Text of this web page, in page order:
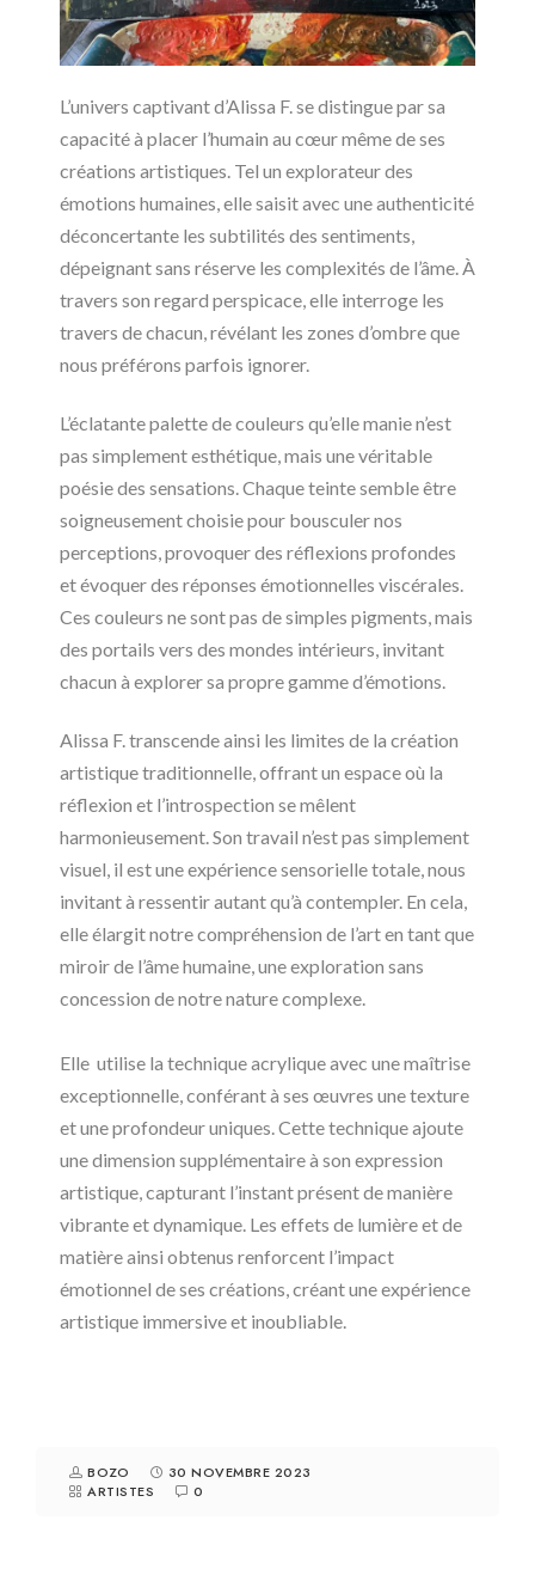
L’univers captivant d’Alissa F. se distingue par sa
capacité à placer l’humain au cœur même de ses
créations artistiques. Tel un explorateur des
émotions humaines, elle saisit avec une authenticité
déconcertante les subtilités des sentiments,
dépeignant sans réserve les complexités de l’âme. À
travers son regard perspicace, elle interroge les
travers de chacun, révélant les zones d’ombre que
nous préférons parfois ignorer.
L’éclatante palette de couleurs qu’elle manie n’est
pas simplement esthétique, mais une véritable
poésie des sensations. Chaque teinte semble être
soigneusement choisie pour bousculer nos
perceptions, provoquer des réflexions profondes
et évoquer des réponses émotionnelles viscérales.
Ces couleurs ne sont pas de simples pigments, mais
des portails vers des mondes intérieurs, invitant
chacun à explorer sa propre gamme d’émotions.
Alissa F. transcende ainsi les limites de la création
artistique traditionnelle, offrant un espace où la
réflexion et l’introspection se mêlent
harmonieusement. Son travail n’est pas simplement
visuel, il est une expérience sensorielle totale, nous
invitant à ressentir autant qu’à contempler. En cela,
elle élargit notre compréhension de l’art en tant que
miroir de l’âme humaine, une exploration sans
concession de notre nature complexe.
Elle utilise la technique acrylique avec une maîtrise
exceptionnelle, conférant à ses œuvres une texture
et une profondeur uniques. Cette technique ajoute
une dimension supplémentaire à son expression
artistique, capturant l’instant présent de manière
vibrante et dynamique. Les effets de lumière et de
matière ainsi obtenus renforcent l’impact
émotionnel de ses créations, créant une expérience
artistique immersive et inoubliable.
BOZO
30 NOVEMBRE 2023
ARTISTES
0